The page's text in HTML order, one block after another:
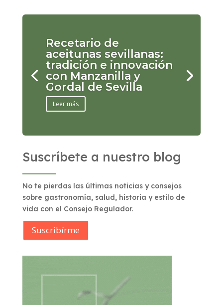
Recetario de
aceitunas sevillanas:
tradición e innovación
con Manzanilla y
Gordal de Sevilla
Leer más
Suscríbete a nuestro blog
No te pierdas las últimas noticias y consejos
sobre gastronomía, salud, historia y estilo de
vida con el Consejo Regulador.
Suscribírme